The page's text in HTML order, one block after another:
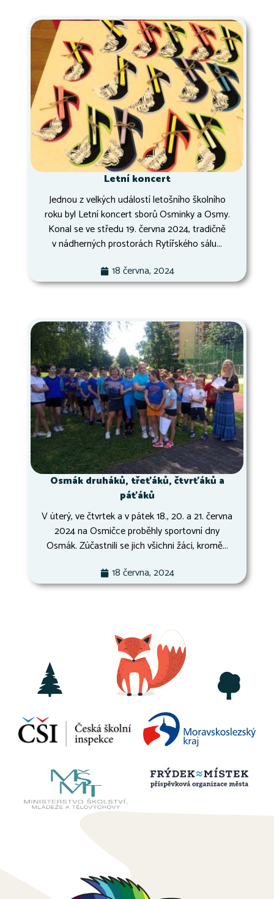
Letní koncert
Jednou z velkých událostí letošního školního
roku byl Letní koncert sborů Osminky a Osmy.
Konal se ve středu 19. června 2024, tradičně
v nádherných prostorách Rytířského sálu...
18 června, 2024
Osmák druháků, třeťáků, čtvrťáků a
páťáků
V úterý, ve čtvrtek a v pátek 18., 20. a 21. června
2024 na Osmičce proběhly sportovní dny
Osmák. Zúčastnili se jich všichni žáci, kromě...
18 června, 2024